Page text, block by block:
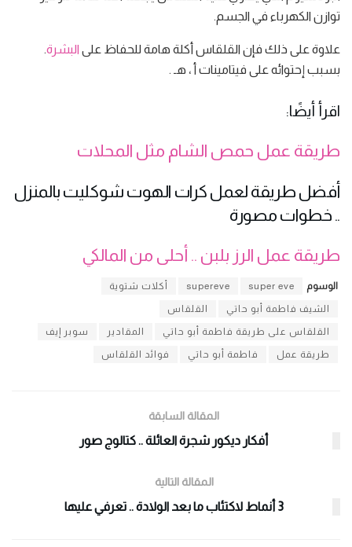
توازن الكهرباء في الجسم.
علاوة على ذلك فإن القلقاس أكلة هامة للحفاظ على البشرة.
بسبب إحتوائه على فيتامينات أ ، هـ .
اقرأ أيضًا:
طريقة عمل حمص الشام مثل المحلات
أفضل طريقة لعمل كرات الهوت شوكليت بالمنزل
.. خطوات مصورة
طريقة عمل الرز بلبن .. أحلى من المالكي
الوسوم super eve
supereve أكلات شتوية
الشيف فاطمة أبو حاتي القلقاس
القلقاس على طريقة فاطمة أبو حاتي المقادير سوبر إيف
طريقة عمل فاطمة أبو حاتي فوائد القلقاس
المقالة السابقة
أفكار ديكور شجرة العائلة .. كتالوج صور
المقالة التالية
3 أنماط لاكتئاب ما بعد الولادة .. تعرفي عليها